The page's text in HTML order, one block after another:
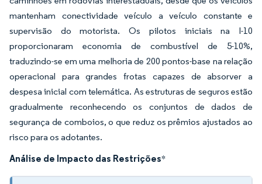
mantenham conectividade veículo a veículo constante e
supervisão do motorista. Os pilotos iniciais na I-10
proporcionaram economia de combustível de 5-10%,
traduzindo-se em uma melhoria de 200 pontos-base na relação
operacional para grandes frotas capazes de absorver a
despesa inicial com telemática. As estruturas de seguros estão
gradualmente reconhecendo os conjuntos de dados de
segurança de comboios, o que reduz os prêmios ajustados ao
risco para os adotantes.
Análise de Impacto das Restrições*